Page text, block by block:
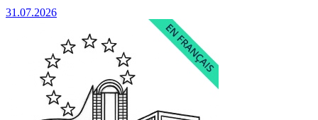
31.07.2026